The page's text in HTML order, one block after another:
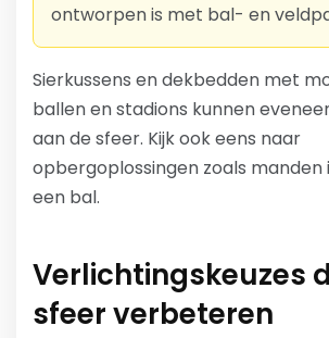
ontworpen is met bal- en
Sierkussens en dekbedden met
ballen en stadions kunnen
aan de sfeer. Kijk ook eens naar
opbergoplossingen zoals manden
een bal.
Verlichtingskeuzes
sfeer verbeteren